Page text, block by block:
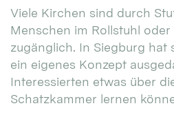
Viele Kirchen sind durch
Menschen im Rollstuhl
zugänglich. In Siegburg hat
ein eigenes Konzept
Interessierten etwas über
Schatzkammer lernen